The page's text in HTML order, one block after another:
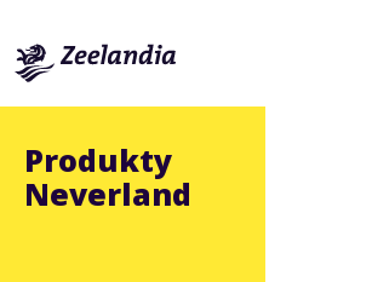
Produkty
Neverland